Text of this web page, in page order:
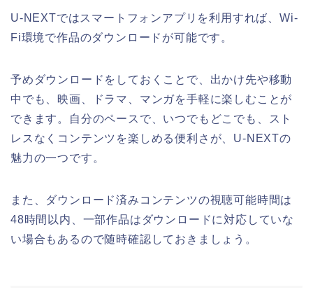
U-NEXTではスマートフォンアプリを利用すれば、Wi-
Fi環境で作品のダウンロードが可能です。
予めダウンロードをしておくことで、出かけ先や移動
中でも、映画、ドラマ、マンガを手軽に楽しむことが
できます。自分のペースで、いつでもどこでも、スト
レスなくコンテンツを楽しめる便利さが、U-NEXTの
魅力の一つです。
また、ダウンロード済みコンテンツの視聴可能時間は
48時間以内、一部作品はダウンロードに対応していな
い場合もあるので随時確認しておきましょう。